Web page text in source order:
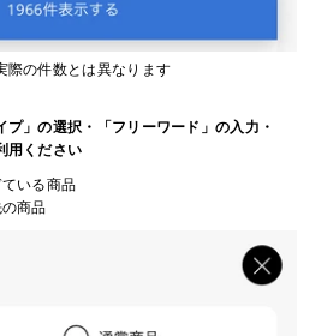
の件数とは異なります
」の選択・「フリーワード」の入力・
用ください
いる商品
商品